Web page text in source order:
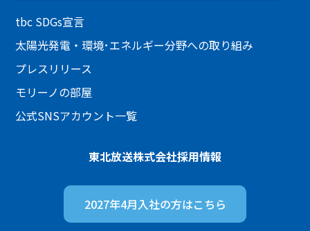
tbc SDGs宣言
太陽光発電・環境･エネルギー分野への取り組み
プレスリリース
モリーノの部屋
公式SNSアカウント一覧
東北放送株式会社採用情報
2027年4月入社の方はこちら